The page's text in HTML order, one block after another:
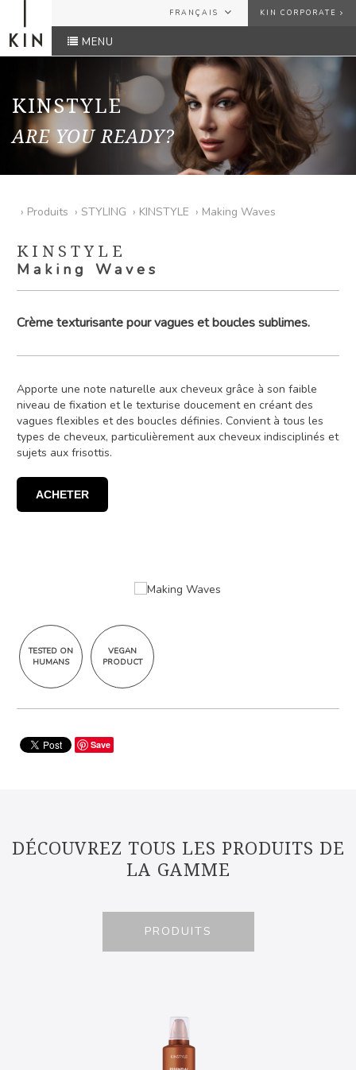
FRANÇAIS
ENGLISH
FRANÇAIS
KIN CORPORATE
PASSWORD
Avez-vous oublié votre mot de passe?
MENU
KINSTYLE
ARE YOU READY?
› Produits › STYLING › KINSTYLE › Making Waves
KINSTYLE
Making Waves
Crème texturisante pour vagues et boucles sublimes.
Apporte une note naturelle aux cheveux grâce à son faible
niveau de fixation et le texturise doucement en créant des
vagues flexibles et des boucles définies. Convient à tous les
types de cheveux, particulièrement aux cheveux indisciplinés et
sujets aux frisottis.
ACHETER
TESTED ON
HUMANS
VEGAN
PRODUCT
Save
DÉCOUVREZ TOUS LES PRODUITS DE
LA GAMME
PRODUITS